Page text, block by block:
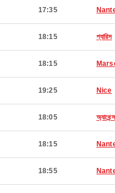
17:35
18:15 প্যারিস
18:15
19:25 Nice
18:05 অ্যাথেন্স
18:15
18:55